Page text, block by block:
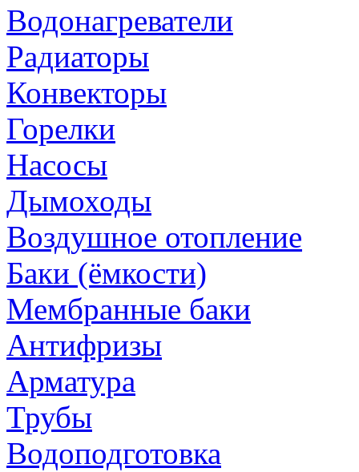
Водонагреватели
Радиаторы
Конвекторы
Горелки
Насосы
Дымоходы
Воздушное отопление
Баки (ёмкости)
Мембранные баки
Антифризы
Арматура
Трубы
Водоподготовка